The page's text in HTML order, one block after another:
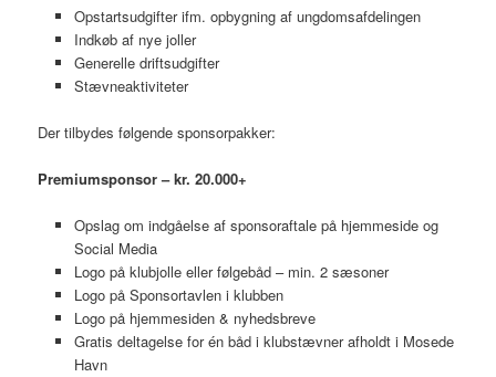
Opstartsudgifter ifm. opbygning af ungdomsafdelingen
Indkøb af nye joller
Generelle driftsudgifter
Stævneaktiviteter
Der tilbydes følgende sponsorpakker:
Premiumsponsor – kr. 20.000+
Opslag om indgåelse af sponsoraftale på hjemmeside og
Social Media
Logo på klubjolle eller følgebåd – min. 2 sæsoner
Logo på Sponsortavlen i klubben
Logo på hjemmesiden & nyhedsbreve
Gratis deltagelse for én båd i klubstævner afholdt i Mosede
Havn